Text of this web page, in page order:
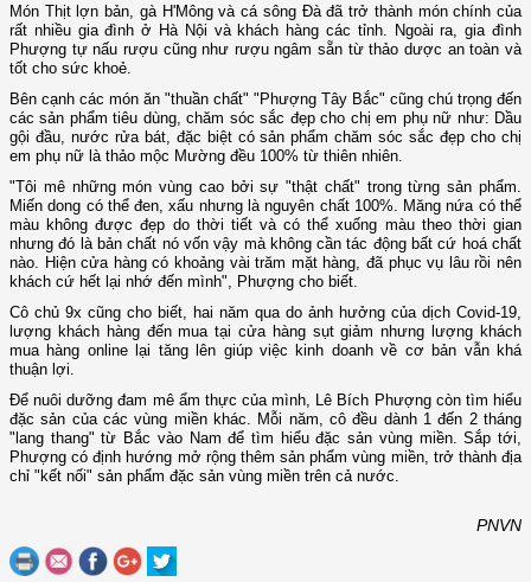
Món Thịt lợn bản, gà H'Mông và cá sông Đà đã trở thành món chính của
rất nhiều gia đình ở Hà Nội và khách hàng các tỉnh. Ngoài ra, gia đình
Phượng tự nấu rượu cũng như rượu ngâm sẵn từ thảo dược an toàn và
tốt cho sức khoẻ.
Bên cạnh các món ăn "thuần chất" "Phượng Tây Bắc" cũng chú trọng đến
các sản phẩm tiêu dùng, chăm sóc sắc đẹp cho chị em phụ nữ như: Dầu
gội đầu, nước rửa bát, đặc biệt có sản phẩm chăm sóc sắc đẹp cho chị
em phụ nữ là thảo mộc Mường đều 100% từ thiên nhiên.
"Tôi mê những món vùng cao bởi sự "thật chất" trong từng sản phẩm.
Miến dong có thể đen, xấu nhưng là nguyên chất 100%. Măng nứa có thể
màu không được đẹp do thời tiết và có thể xuống màu theo thời gian
nhưng đó là bản chất nó vốn vậy mà không cần tác động bất cứ hoá chất
nào. Hiện cửa hàng có khoảng vài trăm mặt hàng, đã phục vụ lâu rồi nên
khách cứ hết lại nhớ đến mình", Phượng cho biết.
Cô chủ 9x cũng cho biết, hai năm qua do ảnh hưởng của dịch Covid-19,
lượng khách hàng đến mua tại cửa hàng sụt giảm nhưng lượng khách
mua hàng online lại tăng lên giúp việc kinh doanh về cơ bản vẫn khá
thuận lợi.
Để nuôi dưỡng đam mê ẩm thực của mình, Lê Bích Phượng còn tìm hiểu
đặc sản của các vùng miền khác. Mỗi năm, cô đều dành 1 đến 2 tháng
"lang thang" từ Bắc vào Nam để tìm hiểu đặc sản vùng miền. Sắp tới,
Phượng có định hướng mở rộng thêm sản phẩm vùng miền, trở thành địa
chỉ "kết nối" sản phẩm đặc sản vùng miền trên cả nước.
PNVN